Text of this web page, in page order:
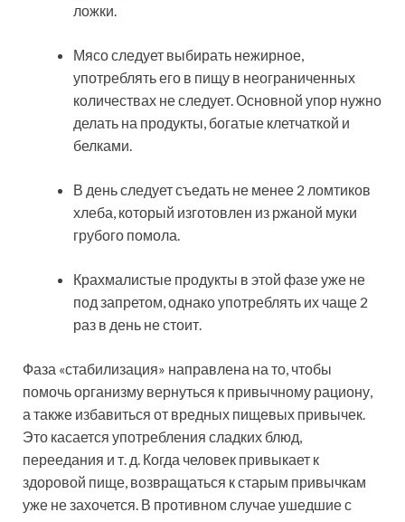
ложки.
Мясо следует выбирать нежирное,
употреблять его в пищу в неограниченных
количествах не следует. Основной упор нужно
делать на продукты, богатые клетчаткой и
белками.
В день следует съедать не менее 2 ломтиков
хлеба, который изготовлен из ржаной муки
грубого помола.
Крахмалистые продукты в этой фазе уже не
под запретом, однако употреблять их чаще 2
раз в день не стоит.
Фаза «стабилизация» направлена на то, чтобы
помочь организму вернуться к привычному рациону,
а также избавиться от вредных пищевых привычек.
Это касается употребления сладких блюд,
переедания и т. д. Когда человек привыкает к
здоровой пище, возвращаться к старым привычкам
уже не захочется. В противном случае ушедшие с